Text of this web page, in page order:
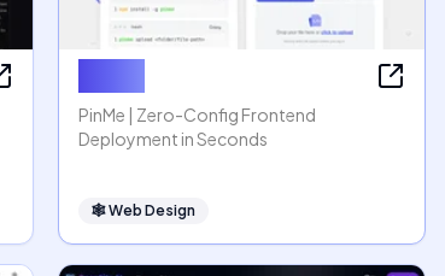
PinMe | Zero-Config Frontend
Deployment in Seconds
🕸Web Design